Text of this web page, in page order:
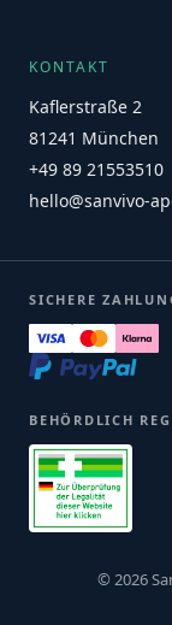
KONTAKT
Kaflerstraße 2
81241 München
+49 89 21553510
hello@sanvivo-
SICHERE
BEHÖRDLICH
© 2026